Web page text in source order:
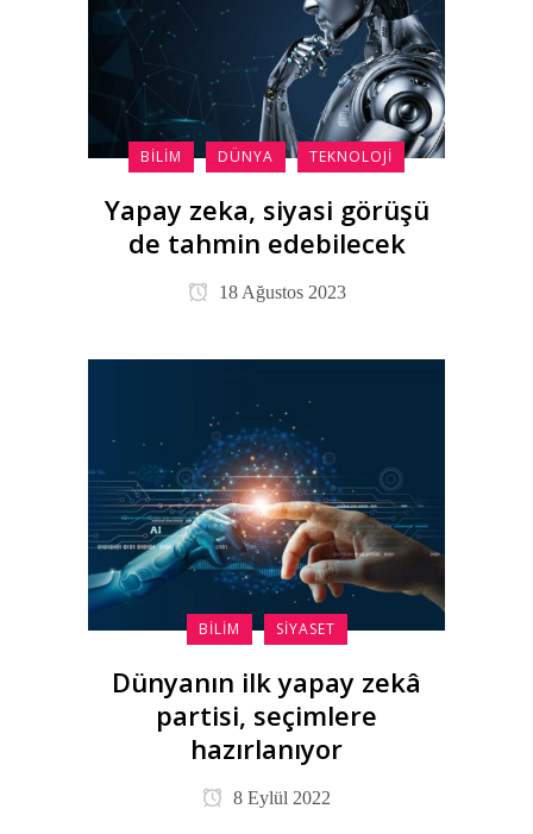
BILIM DÜNYA TEKNOLOJI
Yapay zeka, siyasi görüşü
de tahmin edebilecek
18 Ağustos 2023
BILIM SIYASET
Dünyanın ilk yapay zekâ
partisi, seçimlere
hazırlanıyor
8 Eylül 2022